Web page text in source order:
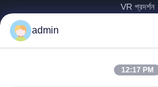
VR প্রদর্শন
মান নিয়ন্ত্রণ
admin
12:17 PM